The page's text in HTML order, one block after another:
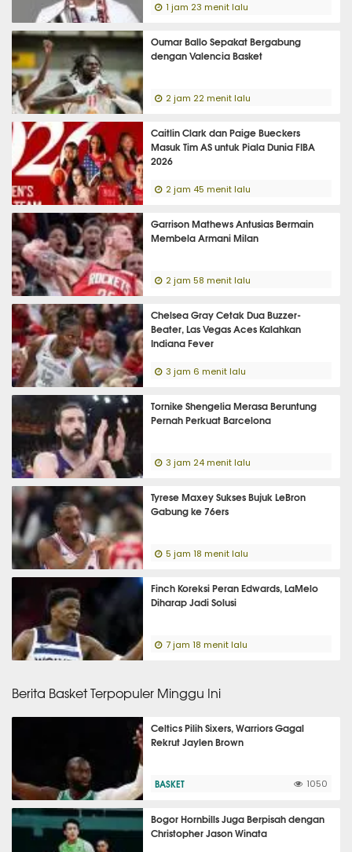
1 jam 23 menit lalu
Oumar Ballo Sepakat Bergabung
dengan Valencia Basket
2 jam 22 menit lalu
Caitlin Clark dan Paige Bueckers
Masuk Tim AS untuk Piala Dunia FIBA
2026
2 jam 45 menit lalu
Garrison Mathews Antusias Bermain
Membela Armani Milan
2 jam 58 menit lalu
Chelsea Gray Cetak Dua Buzzer-
Beater, Las Vegas Aces Kalahkan
Indiana Fever
3 jam 6 menit lalu
Tornike Shengelia Merasa Beruntung
Pernah Perkuat Barcelona
3 jam 24 menit lalu
Tyrese Maxey Sukses Bujuk LeBron
Gabung ke 76ers
5 jam 18 menit lalu
Finch Koreksi Peran Edwards, LaMelo
Diharap Jadi Solusi
7 jam 18 menit lalu
Berita Basket Terpopuler Minggu Ini
Celtics Pilih Sixers, Warriors Gagal
Rekrut Jaylen Brown
BASKET 1050
Bogor Hornbills Juga Berpisah dengan
Christopher Jason Winata